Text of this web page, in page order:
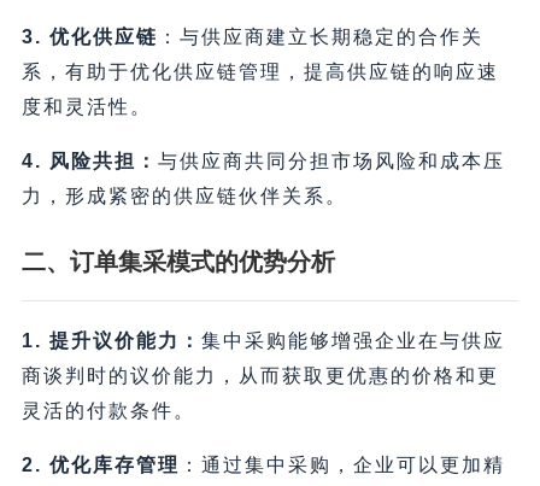
3. 优化供应链 ：与供应商建立长期稳定的合作关
系，有助于优化供应链管理，提高供应链的响应速
度和灵活性。
4. 风险共担： 与供应商共同分担市场风险和成本压
力，形成紧密的供应链伙伴关系。
二、订单集采模式的优势分析
1. 提升议价能力： 集中采购能够增强企业在与供应
商谈判时的议价能力，从而获取更优惠的价格和更
灵活的付款条件。
2. 优化库存管理 ：通过集中采购，企业可以更加精